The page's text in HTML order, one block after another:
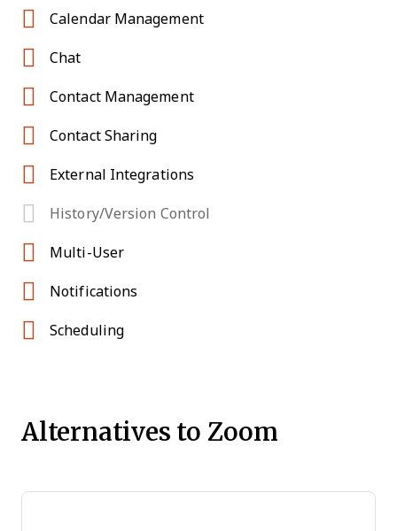
Calendar Management
Chat
Contact Management
Contact Sharing
External Integrations
History/Version Control
Multi-User
Notifications
Scheduling
Alternatives to Zoom